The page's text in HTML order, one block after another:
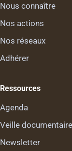
Nous connaître
Nos actions
Nos réseaux
Adhérer
Ressources
Agenda
Veille documentaire
Newsletter